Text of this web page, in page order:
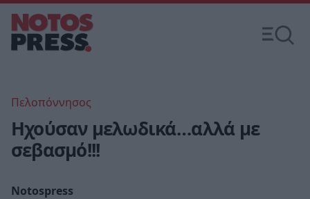
Πελοπόννησος
Ηχούσαν μελωδικά…αλλά με
σεβασμό!!!
Notospress